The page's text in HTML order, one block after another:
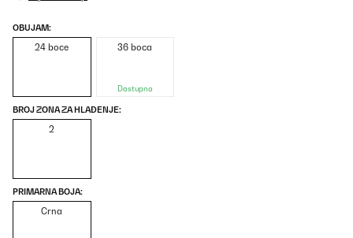
OBUJAM:
24 boce 36 boca
Dostupno
BROJ ZONA ZA HLAĐENJE:
2
PRIMARNA BOJA:
Crna